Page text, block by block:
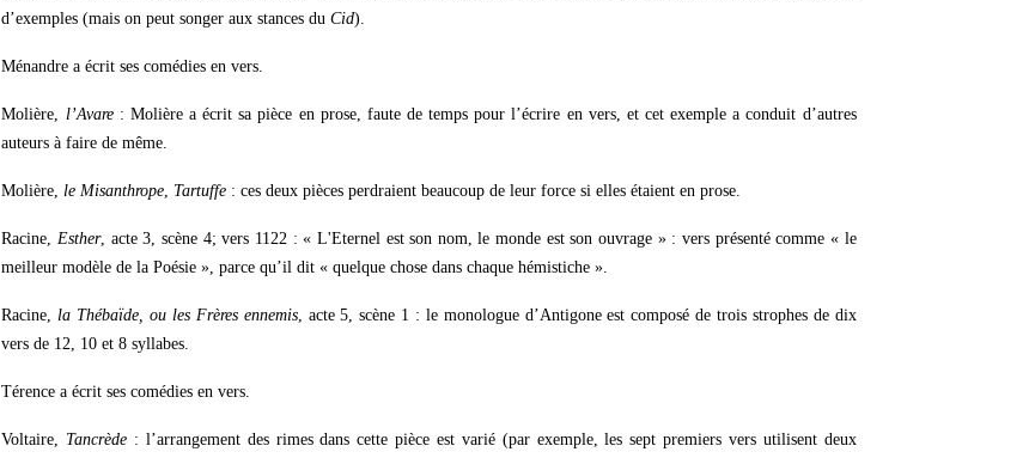
d’exemples (mais on peut songer aux stances duCid).
Ménandre a écrit ses comédies en vers.
Molière, l’Avare: Molière a écrit sa pièce en prose, faute de temps pour l’écrire en vers, et cet exemple a conduit d’autres
auteurs à faire de même.
Molière,le Misanthrope, Tartuffe : ces deux pièces perdraient beaucoup de leur force si elles étaient en prose.
Racine,Esther, acte 3, scène 4; vers 1122 : « L'Eternel est son nom, le monde est son ouvrage » : vers présenté comme « le
meilleur modèle de la Poésie », parce qu’il dit « quelque chose dans chaque hémistiche ».
Racine,la Thébaïde, ou les Frères ennemis, acte 5, scène 1 : le monologue d’Antigone est composé de trois strophes de dix
vers de 12, 10 et 8 syllabes.
Térence a écrit ses comédies en vers.
Voltaire, Tancrède : l’arrangement des rimes dans cette pièce est varié (par exemple, les sept premiers vers utilisent deux